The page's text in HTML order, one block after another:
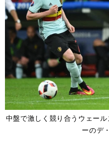
中盤で激しく競り合うウェー
ーのデ